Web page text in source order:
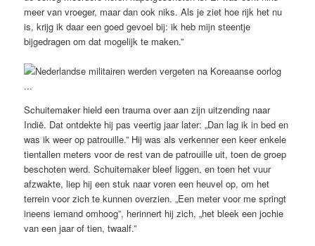
meer van vroeger, maar dan ook niks. Als je ziet hoe rijk het nu
is, krijg ik daar een goed gevoel bij: ik heb mijn steentje
bijgedragen om dat mogelijk te maken.”
Schuitemaker hield een trauma over aan zijn uitzending naar
Indië. Dat ontdekte hij pas veertig jaar later: „Dan lag ik in bed en
was ik weer op patrouille.” Hij was als verkenner een keer enkele
tientallen meters voor de rest van de patrouille uit, toen de groep
beschoten werd. Schuitemaker bleef liggen, en toen het vuur
afzwakte, liep hij een stuk naar voren een heuvel op, om het
terrein voor zich te kunnen overzien. „Een meter voor me springt
ineens iemand omhoog”, herinnert hij zich, „het bleek een jochie
van een jaar of tien, twaalf.”